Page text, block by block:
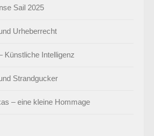
Sail 2025
Urheberrecht
Künstliche Intelligenz
Strandgucker
– eine kleine Hommage